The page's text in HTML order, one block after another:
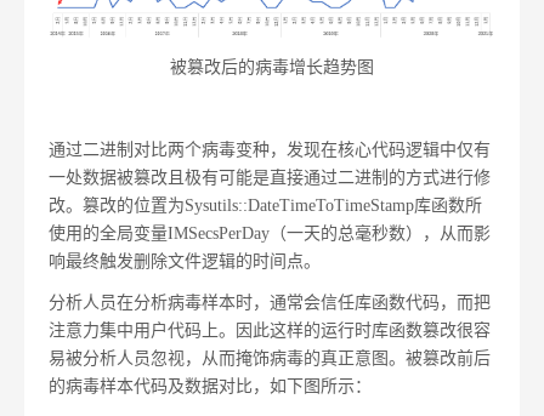
被篡改后的病毒增长趋势图
通过二进制对比两个病毒变种，发现在核心代码逻辑中仅有
一处数据被篡改且极有可能是直接通过二进制的方式进行修
改。篡改的位置为Sysutils::DateTimeToTimeStamp库函数所
使用的全局变量IMSecsPerDay（一天的总毫秒数），从而影
响最终触发删除文件逻辑的时间点。
分析人员在分析病毒样本时，通常会信任库函数代码，而把
注意力集中用户代码上。因此这样的运行时库函数篡改很容
易被分析人员忽视，从而掩饰病毒的真正意图。被篡改前后
的病毒样本代码及数据对比，如下图所示：